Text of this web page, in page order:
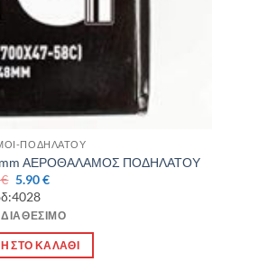
ΠΟΔΗΛΑΤΟΥ
ΑΕΡΟΘΑΛΑΜΟΣ ΠΟΔΗΛΑΤΟΥ
€ Original
price
was:
6.90 €.
5.90€Η
είναι:
5.90 €.
ΣΤΟ ΚΑΛΆΘΙ